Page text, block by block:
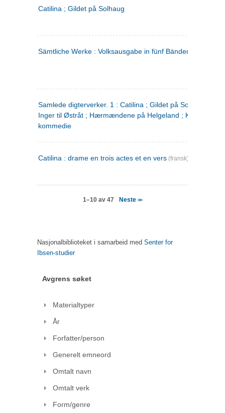
Catilina ; Gildet på Solhaug
Sämtliche Werke : Volksausgabe in fünf Bänden
Samlede digterverker. 1 : Catilina ; Gildet på Solhaug ; Fru
Inger til Østråt ; Hærmændene på Helgeland ;
kommedie
Catilina : drame en trois actes et en vers (fransk)
1–10 av 47 Neste>>
Nasjonalbiblioteket i samarbeid med Senter for
Ibsen-studier
Avgrens søket
Materialtyper
År
Forfatter/person
Generelt emneord
Omtalt navn
Omtalt verk
Form/genre